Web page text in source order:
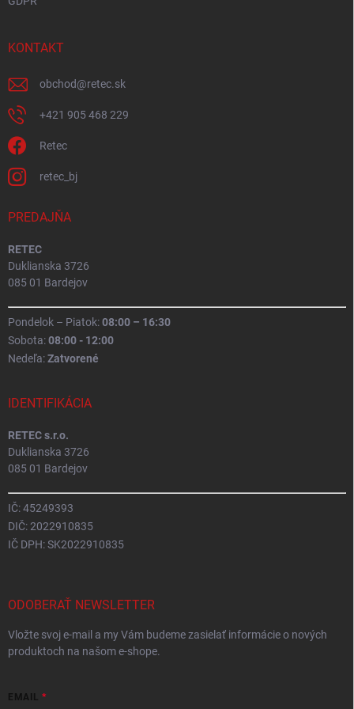
KONTAKT
obchod@retec.sk
+421 905 468 229
Retec
retec_bj
PREDAJŇA
RETEC
Duklianska 3726
085 01 Bardejov
Pondelok – Piatok:08:00 – 16:30
Sobota:08:00 - 12:00
Nedeľa:Zatvorené
IDENTIFIKÁCIA
RETEC s.r.o.
Duklianska 3726
085 01 Bardejov
IČ: 45249393
DIČ: 2022910835
IČ DPH: SK2022910835
ODOBERAŤ NEWSLETTER
Vložte svoj e-mail a my Vám budeme zasielať informácie o nových
produktoch na našom e-shope.
EMAIL